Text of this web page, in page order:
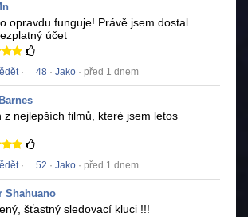
opravdu funguje! Právě jsem dostal
účet
· 48 · Jako · před 1 dnem
z nejlepších filmů, které jsem letos
· 52 · Jako · před 1 dnem
Shahuano
šťastný sledovací kluci !!!